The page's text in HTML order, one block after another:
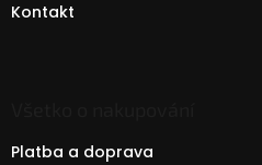
Kontakt
Platba a doprava